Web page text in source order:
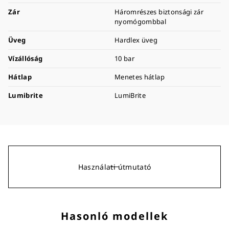
Zár
Háromrészes biztonsági zár
nyomógombbal
Üveg
Hardlex üveg
Vízállóság
10 bar
Hátlap
Menetes hátlap
Lumibrite
LumiBrite
Használati útmutató
Hasonló modellek